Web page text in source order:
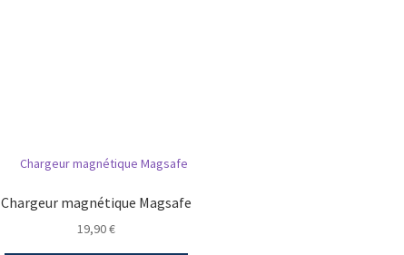
Chargeur magnétique Magsafe
19,90€